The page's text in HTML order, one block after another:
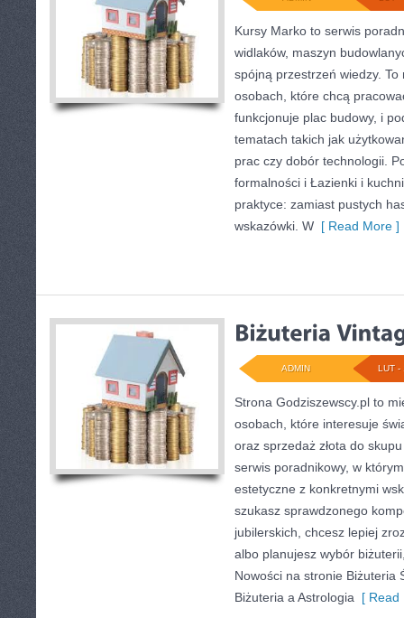
Kursy Marko to serwis
widlaków, maszyn
spójną przestrzeń wiedzy.
osobach, które chcą
funkcjonuje plac budowy, i
tematach takich jak
prac czy dobór technologii.
formalności i Łazienki i
praktyce: zamiast pustych
wskazówki. W [ Read More ]
LUT -
ADMIN
Strona Godziszewscy.pl to
osobach, które interesuje
oraz sprzedaż złota do
serwis poradnikowy, w
estetyczne z konkretnymi
szukasz sprawdzonego
jubilerskich, chcesz lepiej
albo planujesz wybór
Nowości na stronie Biżuteria
Biżuteria a Astrologia [ Read